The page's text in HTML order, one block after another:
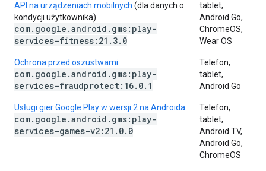
API na urządzeniach mobilnych (dla danych o
kondycji użytkownika)
com. google .android . gms:play-
services-fitness:21 . 3. 0
tablet,
Android Go,
ChromeOS,
Wear OS
Ochrona przed oszustwami
com. google .android . gms:play-
services-fraudprotect:16. 0. 1
Telefon,
tablet,
Android Go
Usługi gier Google Play w wersji 2 na Androida
com. google .android . gms:play-
services-games-v2:21 . 0. 0
Telefon,
tablet,
Android TV,
Android Go,
ChromeOS